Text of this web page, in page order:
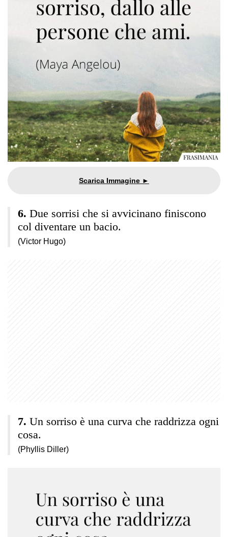
Due sorrisi che si avvicinano finiscono
col diventare un bacio.
(Victor Hugo)
Un sorriso è una curva che raddrizza ogni
cosa.
(Phyllis Diller)